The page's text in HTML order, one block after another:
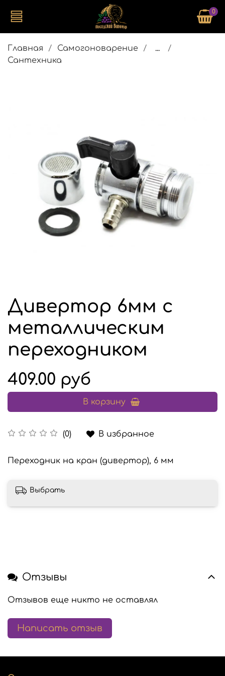
0
Главная Самогоноварение
...
Сантехника
Дивертор 6мм с
металлическим
переходником
(0) В избранное
409.00 руб
В корзину
Переходник на кран (дивертор), 6 мм
Выбрать
Отзывы
Отзывов еще никто не оставлял
Написать отзыв